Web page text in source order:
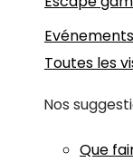
Toutes les
Nos
Que